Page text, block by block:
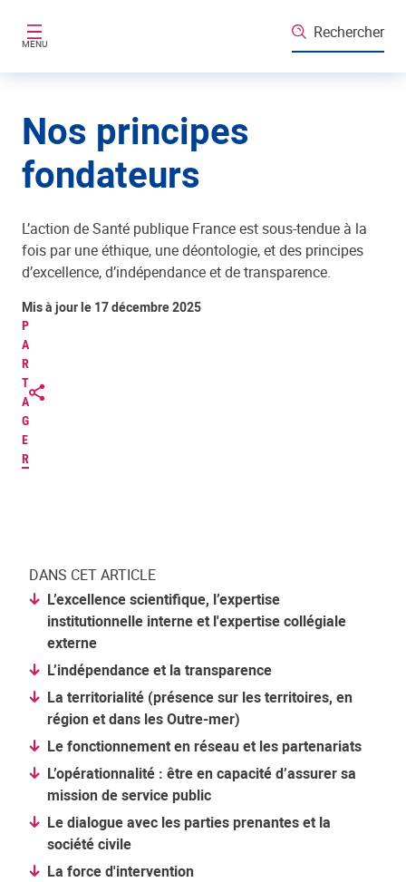
MENU
Rechercher
Nos principes
fondateurs
L’action de Santé publique France est sous-tendue à la
fois par une éthique, une déontologie, et des principes
d’excellence, d’indépendance et de transparence.
P
A
R
T
A
G
E
R
Mis à jour le 17 décembre 2025
DANS CET ARTICLE
L’excellence scientifique, l’expertise
institutionnelle interne et l'expertise collégiale
externe
L’indépendance et la transparence
La territorialité (présence sur les territoires, en
région et dans les Outre-mer)
Le fonctionnement en réseau et les partenariats
L’opérationnalité : être en capacité d’assurer sa
mission de service public
Le dialogue avec les parties prenantes et la
société civile
La force d'intervention